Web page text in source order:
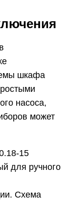
шкафа
насоса,
может
15
для ручного
Схема